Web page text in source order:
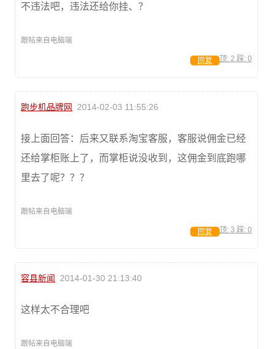
不违法吧，违法还给你挂、？
跟帖来自电脑端
顶: 2 踩: 0
回复
跑步机品牌网 2014-02-03 11:55:26
接上面回答：后来又联系淘宝客服，客服说佣金已经
还给掌柜账上了，而掌柜说没收到，这佣金到底跑哪
里去了呢？？？
跟帖来自电脑端
顶: 3 踩: 0
回复
容县新闻 2014-01-30 21:13:40
这样太不合理吧
跟帖来自电脑端